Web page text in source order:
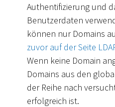
Authentifizierung und
Benutzerdaten
können nur Domains
zuvor auf der Seite
Wenn keine Domain
Domains aus den
der Reihe nach
erfolgreich ist.